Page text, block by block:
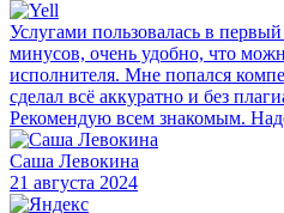
Услугами пользовалась в
минусов, очень удобно, что
исполнителя. Мне попался
сделал всё аккуратно и без
Рекомендую всем знакомым.
Саша Левокина
21 августа 2024